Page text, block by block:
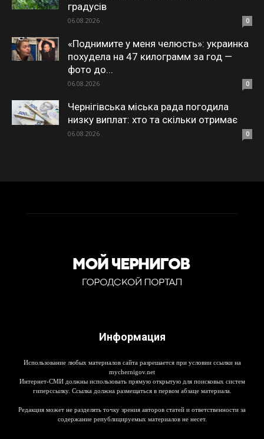
градусів
06.08.2026 0
«Поднимите у меня челюсть»: украинка
похудела на 47 килограмм за год —
фото до...
06.08.2026 0
Чернігівська міська рада погодила
низку виплат: хто та скільки отримає
06.08.2026 0
Информация
Использование любых материалов сайта разрешается при условии ссылки на
mychernigov.net
Интернет-СМИ должны использовать прямую открытую для поисковых систем
гиперссылку. Ссылка должна размещаться в первом абзаце материала.
Редакция может не разделять точку зрения авторов статей и ответственности за
содержание републицируемых материалов не несет.